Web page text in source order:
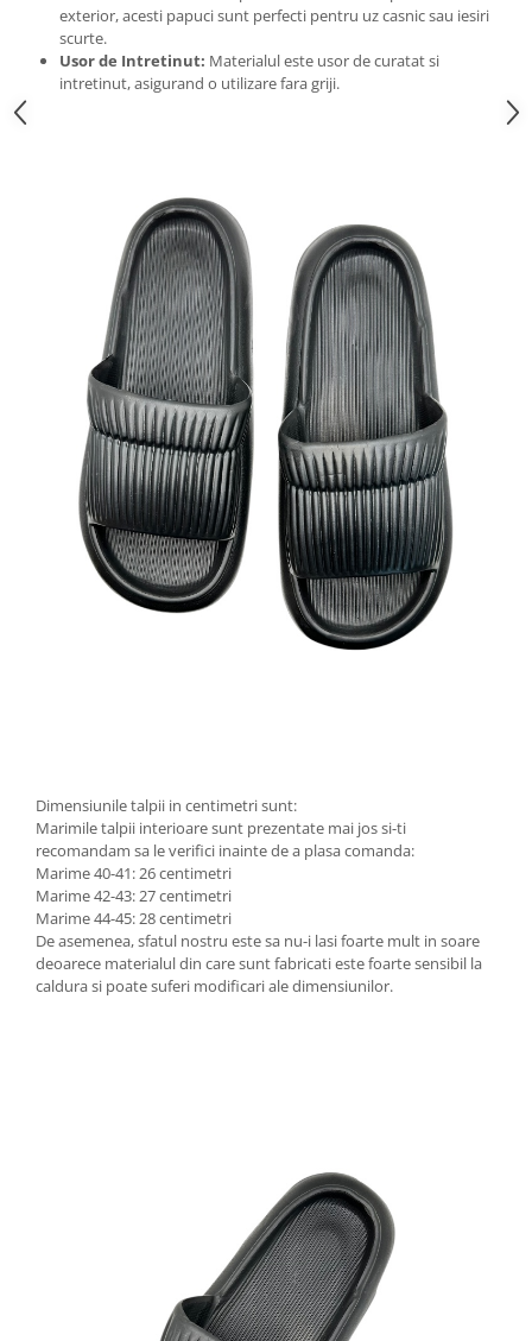
exterior, acesti papuci sunt perfecti pentru uz casnic sau iesiri
scurte.
Usor de Intretinut: Materialul este usor de curatat si
intretinut, asigurand o utilizare fara griji.
Dimensiunile talpii in centimetri sunt:
Marimile talpii interioare sunt prezentate mai jos si-ti
recomandam sa le verifici inainte de a plasa comanda:
Marime 40-41: 26 centimetri
Marime 42-43: 27 centimetri
Marime 44-45: 28 centimetri
De asemenea, sfatul nostru este sa nu-i lasi foarte mult in soare
deoarece materialul din care sunt fabricati este foarte sensibil la
caldura si poate suferi modificari ale dimensiunilor.